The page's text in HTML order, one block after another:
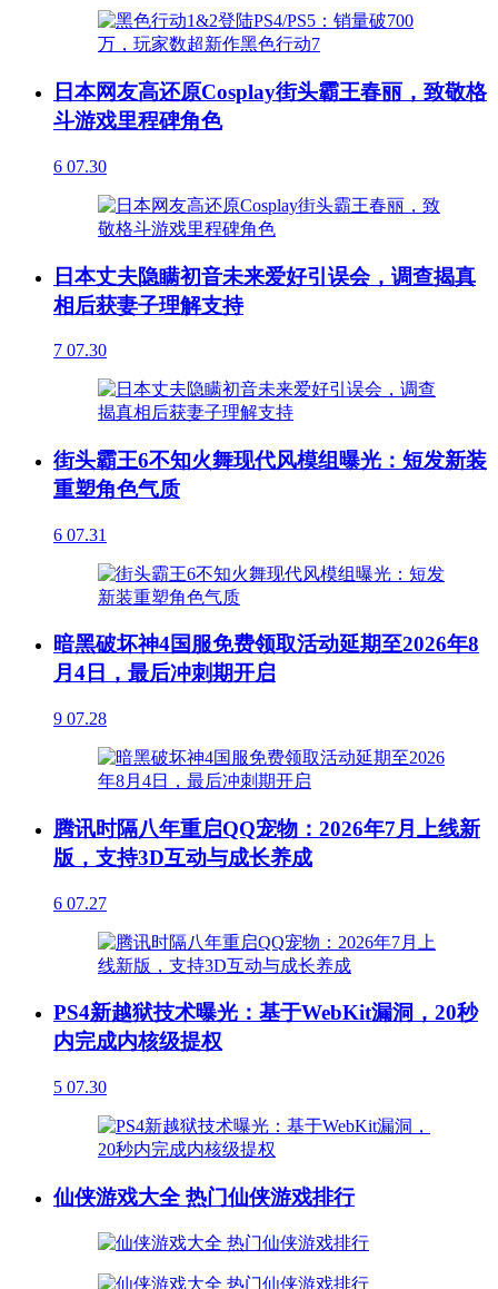
日本网友高还原Cosplay街头霸王春丽，致敬格
斗游戏里程碑角色
6 07.30
日本丈夫隐瞒初音未来爱好引误会，调查揭真
相后获妻子理解支持
7 07.30
街头霸王6不知火舞现代风模组曝光：短发新装
重塑角色气质
6 07.31
暗黑破坏神4国服免费领取活动延期至2026年8
月4日，最后冲刺期开启
9 07.28
腾讯时隔八年重启QQ宠物：2026年7月上线新
版，支持3D互动与成长养成
6 07.27
PS4新越狱技术曝光：基于WebKit漏洞，20秒
内完成内核级提权
5 07.30
仙侠游戏大全 热门仙侠游戏排行